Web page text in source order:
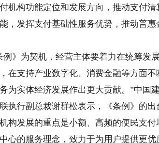
机构功能定位和发展方向，推动支付
，发挥支付基础性服务优势，推动普
为契机，经营主体要着力在统筹发
在支持产业数字化、消费金融等方面
为实体经济发展作出更大贡献。”中国
行副总裁谢群松表示，《条例》的出
构发展的重点是小额、高频的便民支
心的服务理念，致力于为用户提供更